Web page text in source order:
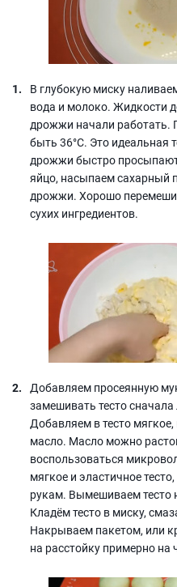
В глубокую миску
вода и молоко. Жидкости
дрожжи начали работать.
быть 36°С. Это идеальная
дрожжи быстро
яйцо, насыпаем сахарный
дрожжи. Хорошо
сухих ингредиентов.
Добавляем просеянную
замешивать тесто
Добавляем в тесто
масло. Масло можно
воспользоваться
мягкое и эластичное
рукам. Вымешиваем тесто
Кладём тесто в миску,
Накрываем пакетом, или
на расстойку примерно на